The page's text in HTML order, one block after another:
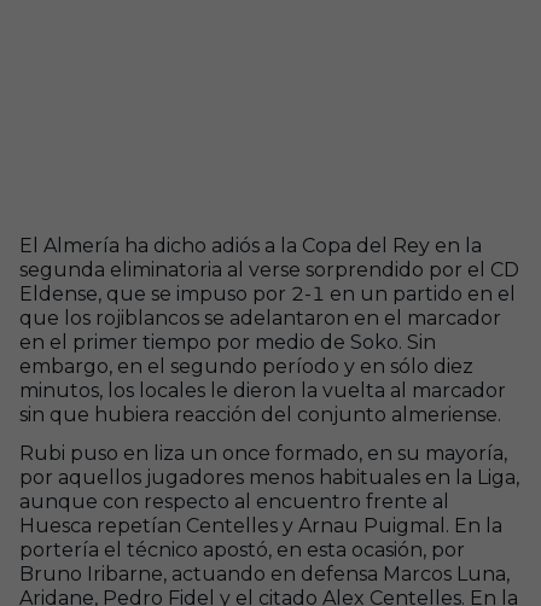
El Almería ha dicho adiós a la Copa del Rey en la
segunda eliminatoria al verse sorprendido por el CD
Eldense, que se impuso por 2-1 en un partido en el
que los rojiblancos se adelantaron en el marcador
en el primer tiempo por medio de Soko. Sin
embargo, en el segundo período y en sólo diez
minutos, los locales le dieron la vuelta al marcador
sin que hubiera reacción del conjunto almeriense.
Rubi puso en liza un once formado, en su mayoría,
por aquellos jugadores menos habituales en la Liga,
aunque con respecto al encuentro frente al
Huesca repetían Centelles y Arnau Puigmal. En la
portería el técnico apostó, en esta ocasión, por
Bruno Iribarne, actuando en defensa Marcos Luna,
Aridane, Pedro Fidel y el citado Alex Centelles. En la